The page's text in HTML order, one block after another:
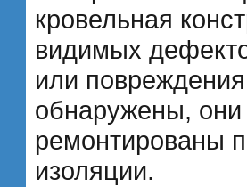
кровельная
видимых
или
обнаружены,
ремонтированы
изоляции.